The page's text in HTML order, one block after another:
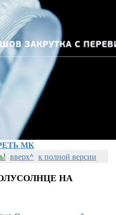
МК
вверх^ к полной версии
НА